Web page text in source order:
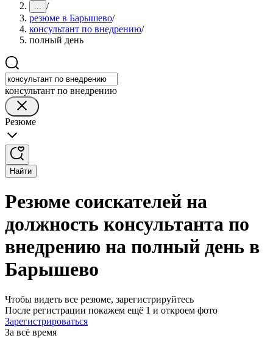
... /
резюме в Барышево/
консультант по внедрению/
полный день
консультант по внедрению
Резюме
Найти
Резюме соискателей на
должность консультанта по
внедрению на полный день в
Барышево
Чтобы видеть все резюме, зарегистрируйтесь
После регистрации покажем ещё 1 и откроем фото
Зарегистрироваться
За всё время